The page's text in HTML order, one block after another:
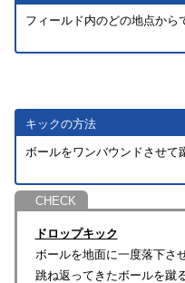
フィールド内のどの地点から
キックの方法
ボールをワンバウンドさせて
ドロップキック
ボールを地面に一度落下させ
跳ね返ってきたボールを蹴